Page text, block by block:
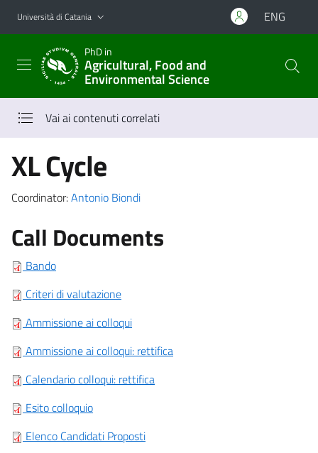
Vai al contenuto principale
Vai al menu di navigazione
Università di Catania ENG
PhD in
Agricultural, Food and
Environmental Science
Vai ai contenuti correlati
XL Cycle
Coordinator:Antonio Biondi
Call Documents
Bando
Criteri di valutazione
Ammissione ai colloqui
Ammissione ai colloqui: rettifica
Calendario colloqui: rettifica
Esito colloquio
Elenco Candidati Proposti